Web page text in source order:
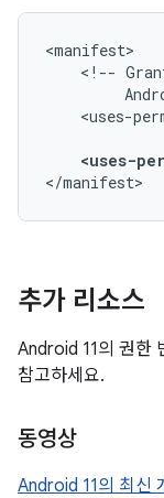
<!--
<uses-
<uses-
</manifest>
추가 리소스
Android 11의 권한
참고하세요.
동영상
Android 11의 최신